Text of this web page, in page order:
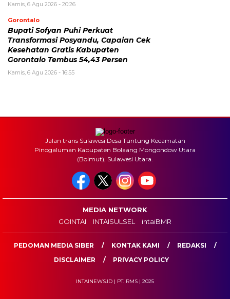
Kamis, 6 Agu 2026 - 20:26
Gorontalo
Bupati Sofyan Puhi Perkuat
Transformasi Posyandu, Capaian Cek
Kesehatan Gratis Kabupaten
Gorontalo Tembus 54,43 Persen
Kamis, 6 Agu 2026 - 16:55
Jalan trans Sulawesi Desa Tuntung Kecamatan
Pinogaluman Kabupaten Bolaang Mongondow Utara
(Bolmut), Sulawesi Utara.
MEDIA NETWORK
GOINTAI
INTAISULSEL intaiBMR
PEDOMAN MEDIA SIBER KONTAK KAMI
REDAKSI
DISCLAIMER
PRIVACY POLICY
INTAINEWS.ID | PT. RMS | 2025